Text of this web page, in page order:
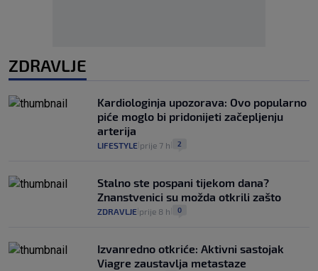
ZDRAVLJE
Kardiologinja upozorava: Ovo popularno
piće moglo bi pridonijeti začepljenju
arterija
LIFESTYLE prije 7 h 2
Stalno ste pospani tijekom dana?
Znanstvenici su možda otkrili zašto
ZDRAVLJE prije 8 h 0
Izvanredno otkriće: Aktivni sastojak
Viagre zaustavlja metastaze